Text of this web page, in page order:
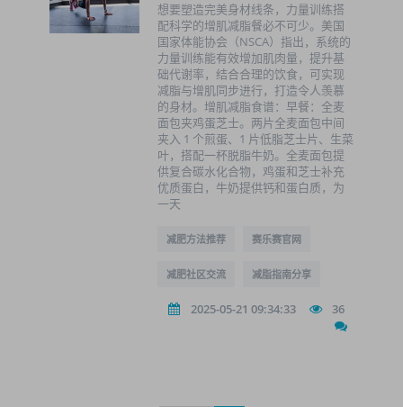
想要塑造完美身材线条，力量训练搭
配科学的增肌减脂餐必不可少。美国
国家体能协会（NSCA）指出，系统的
力量训练能有效增加肌肉量，提升基
础代谢率，结合合理的饮食，可实现
减脂与增肌同步进行，打造令人羡慕
的身材。增肌减脂食谱：早餐：全麦
面包夹鸡蛋芝士。两片全麦面包中间
夹入 1 个煎蛋、1 片低脂芝士片、生菜
叶，搭配一杯脱脂牛奶。全麦面包提
供复合碳水化合物，鸡蛋和芝士补充
优质蛋白，牛奶提供钙和蛋白质，为
一天
减肥方法推荐 赛乐赛官网
减肥社区交流 减脂指南分享
2025-05-21 09:34:33 36